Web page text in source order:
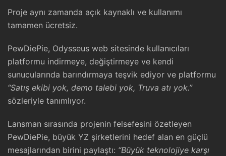
Proje aynı zamanda açık kaynaklı ve kullanımı
tamamen ücretsiz.
PewDiePie, Odysseus web sitesinde kullanıcıları
platformu indirmeye, değiştirmeye ve kendi
sunucularında barındırmaya teşvik ediyor ve platformu
“Satış ekibi yok, demo talebi yok, Truva atı yok.”
sözleriyle tanımlıyor.
Lansman sırasında projenin felsefesini özetleyen
PewDiePie, büyük YZ şirketlerini hedef alan en güçlü
mesajlarından birini paylaştı: “Büyük teknolojiye karşı